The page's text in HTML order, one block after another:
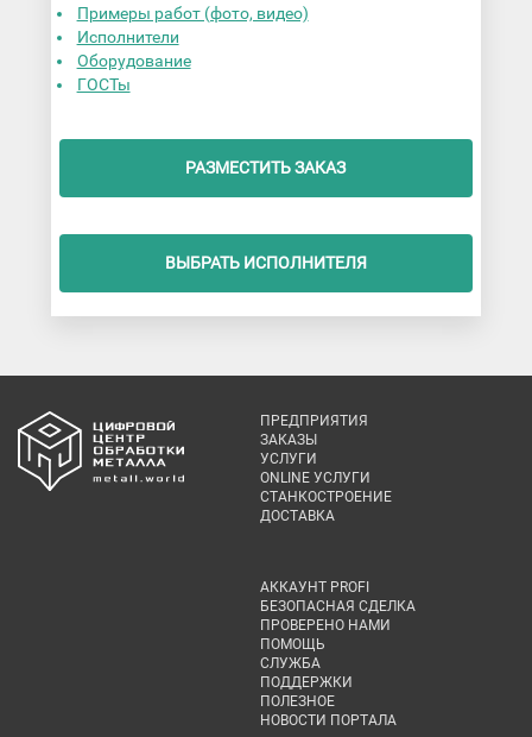
Примеры работ (фото, видео)
Исполнители
Оборудование
ГОСТы
РАЗМЕСТИТЬ ЗАКАЗ
ВЫБРАТЬ ИСПОЛНИТЕЛЯ
ПРЕДПРИЯТИЯ
ЗАКАЗЫ
УСЛУГИ
ONLINE УСЛУГИ
СТАНКОСТРОЕНИЕ
ДОСТАВКА
АККАУНТ PROFI
БЕЗОПАСНАЯ СДЕЛКА
ПРОВЕРЕНО НАМИ
ПОМОЩЬ
СЛУЖБА
ПОДДЕРЖКИ
ПОЛЕЗНОЕ
НОВОСТИ ПОРТАЛА